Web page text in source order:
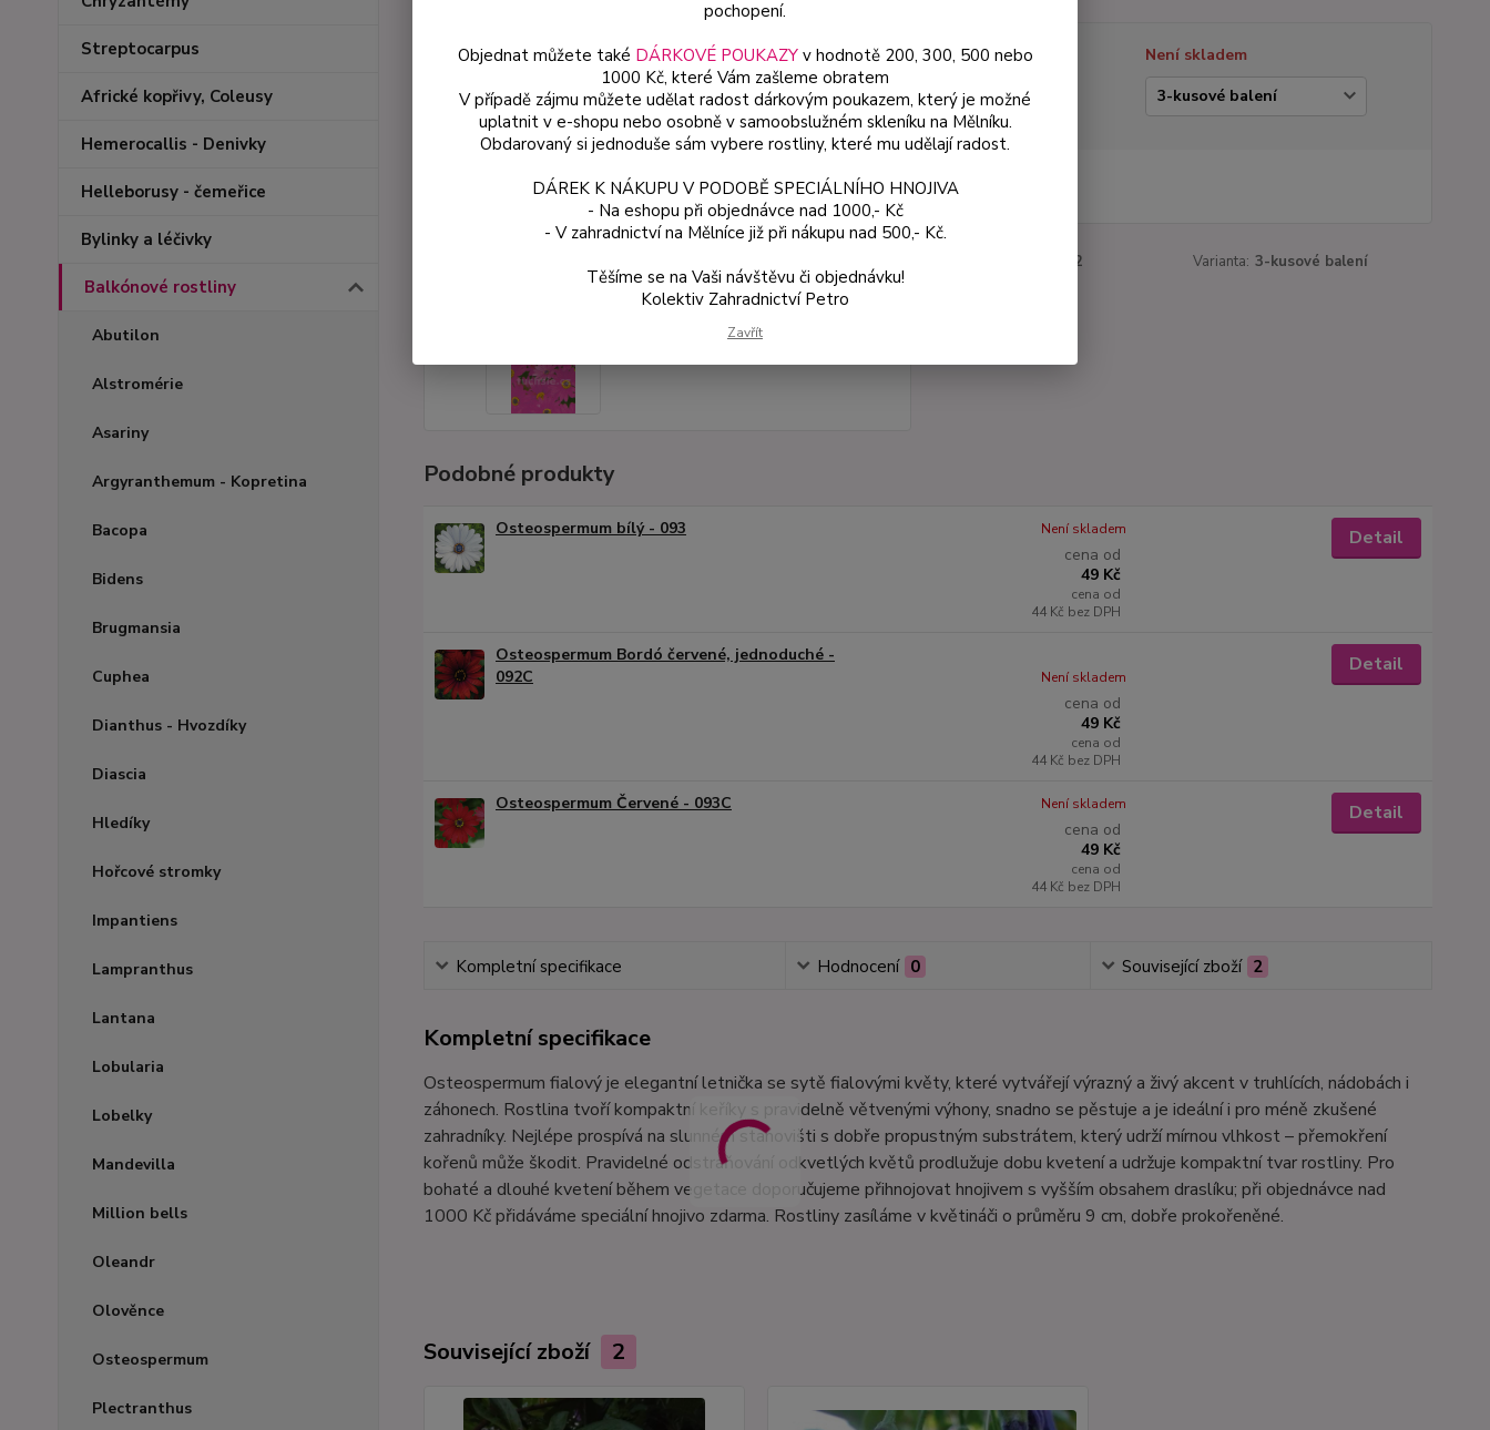
Streptocarpus
Africké kopřivy, Coleusy
Hemerocallis - Denivky
Helleborusy - čemeřice
Bylinky a léčivky
Balkónové rostliny
Abutilon
Alstromérie
Asariny
Argyranthemum - Kopretina
Bacopa
Bidens
Brugmansia
Cuphea
Dianthus - Hvozdíky
Diascia
Hledíky
Hořcové stromky
Impantiens
Lampranthus
Lantana
Lobularia
Lobelky
Mandevilla
Million bells
Oleandr
Olověnce
Osteospermum
Plectranthus
Dostupnost
Není skladem
Varianta
94-2 Varianta: 3-kusové balení
Podobné produkty
Osteospermum bílý - 093
cena od
49 Kč
cena od
44 Kč bez DPH
Není skladem Detail
Osteospermum Bordó červené, jednoduché -
092C
cena od
49 Kč
cena od
44 Kč bez DPH
Není skladem
Detail
Osteospermum Červené - 093C
cena od
49 Kč
cena od
44 Kč bez DPH
Není skladem Detail
Kompletní specifikace Hodnocení 0 Související zboží 2
Kompletní specifikace
Osteospermum fialový je elegantní letnička se sytě fialovými květy, které vytvářejí výrazný a živý akcent v truhlících, nádobách i
záhonech. Rostlina tvoří kompaktní keříky s pravidelně větvenými výhony, snadno se pěstuje a je ideální i pro méně zkušené
zahradníky. Nejlépe prospívá na slunném stanovišti s dobře propustným substrátem, který udrží mírnou vlhkost – přemokření
kořenů může škodit. Pravidelné odstraňování odkvetlých květů prodlužuje dobu kvetení a udržuje kompaktní tvar rostliny. Pro
bohaté a dlouhé kvetení během vegetace doporučujeme přihnojovat hnojivem s vyšším obsahem draslíku; při objednávce nad
1000 Kč přidáváme speciální hnojivo zdarma. Rostliny zasíláme v květináči o průměru 9 cm, dobře prokořeněné.
Související zboží 2
pochopení.
Objednat můžete také DÁRKOVÉ POUKAZYv hodnotě 200, 300, 500 nebo
1000 Kč, které Vám zašleme obratem
V případě zájmu můžete udělat radost dárkovým poukazem, který je možné
uplatnit v e-shopu nebo osobně v samoobslužném skleníku na Mělníku.
Obdarovaný si jednoduše sám vybere rostliny, které mu udělají radost.
DÁREK K NÁKUPU V PODOBĚ SPECIÁLNÍHO HNOJIVA
- Na eshopu při objednávce nad 1000,- Kč
- V zahradnictví na Mělníce již při nákupu nad 500,- Kč.
Těšíme se na Vaši návštěvu či objednávku!
Kolektiv Zahradnictví Petro
Zavřít